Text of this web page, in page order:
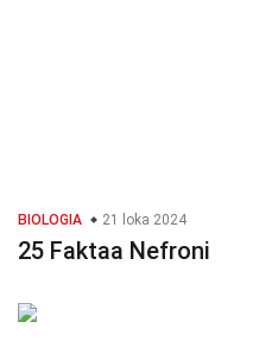
BIOLOGIA 21 loka 2024
25 Faktaa Nefroni